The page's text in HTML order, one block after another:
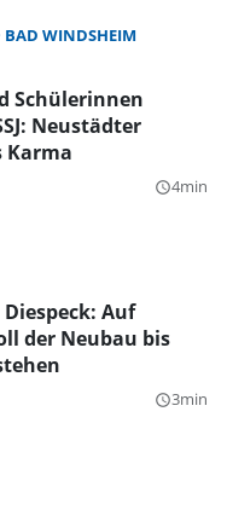
BAD WINDSHEIM
Schülerinnen
Neustädter
Karma
query_builder4min
Auf
der Neubau bis
query_builder3min